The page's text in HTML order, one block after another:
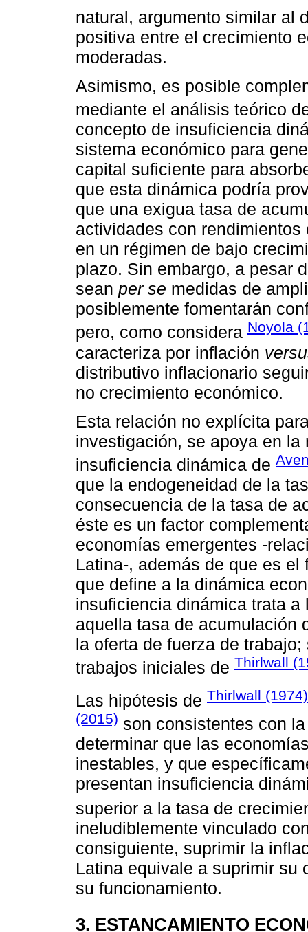
natural, argumento similar al
positiva entre el crecimiento
moderadas.
Asimismo, es posible
mediante el análisis teórico
concepto de insuficiencia
sistema económico para
capital suficiente para
que esta dinámica podría
que una exigua tasa de
actividades con
en un régimen de bajo
plazo. Sin embargo, a pesar
sean per se medidas de
posiblemente fomentarán
pero, como considera Noyola
caracteriza por inflación
distributivo inflacionario
no crecimiento económico.
Esta relación no explícita
investigación, se apoya en
insuficiencia dinámica de
que la endogeneidad de la
consecuencia de la tasa de
éste es un factor
economías emergentes -
Latina-, además de que es
que define a la dinámica
insuficiencia dinámica trata
aquella tasa de acumulación
la oferta de fuerza de
trabajos iniciales de Thirlwall
Las hipótesis de Thirlwall (1974)
(2015) son consistentes con
determinar que las
inestables, y que
presentan insuficiencia
superior a la tasa de
ineludiblemente vinculado
consiguiente, suprimir la
Latina equivale a suprimir su
su funcionamiento.
3. ESTANCAMIENTO